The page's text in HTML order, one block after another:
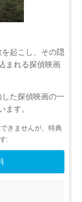
起こし、その隠
まれる探偵映画
た探偵映画の一
ます。
きませんが、特典
: